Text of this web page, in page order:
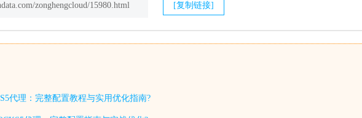
zonghengcloud/15980.html [复制链接]
代理：完整配置教程与实用优化指南?